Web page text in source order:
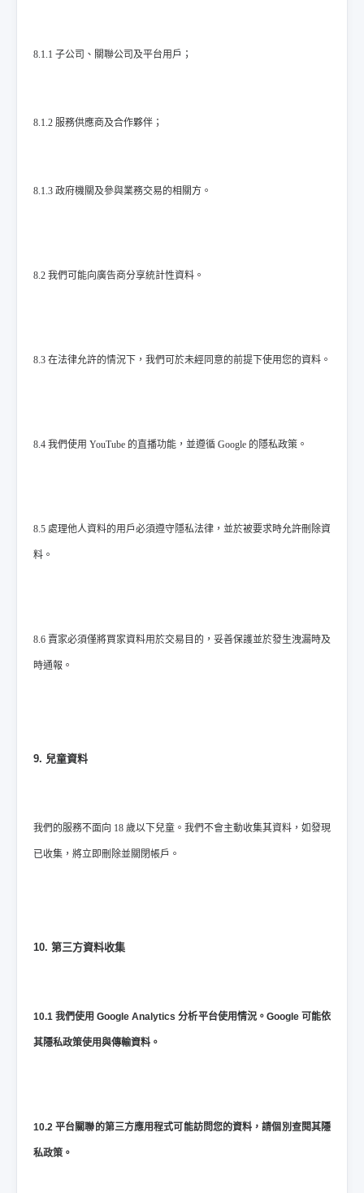
8.1.1 子公司、關聯公司及平台用戶；
8.1.2 服務供應商及合作夥伴；
8.1.3 政府機關及參與業務交易的相關方。
8.2 我們可能向廣告商分享統計性資料。
8.3 在法律允許的情況下，我們可於未經同意的前提下使用您的資料。
8.4 我們使用 YouTube 的直播功能，並遵循 Google 的隱私政策。
8.5 處理他人資料的用戶必須遵守隱私法律，並於被要求時允許刪除資
料。
8.6 賣家必須僅將買家資料用於交易目的，妥善保護並於發生洩漏時及
時通報。
9. 兒童資料
我們的服務不面向 18 歲以下兒童。我們不會主動收集其資料，如發現
已收集，將立即刪除並關閉帳戶。
10. 第三方資料收集
10.1 我們使用 Google Analytics 分析平台使用情況。Google 可能依
其隱私政策使用與傳輸資料。
10.2 平台關聯的第三方應用程式可能訪問您的資料，請個別查閱其隱
私政策。